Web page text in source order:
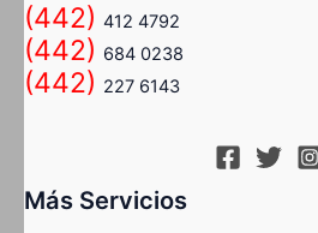
(442) 412 4792
(442) 684 0238
(442) 227 6143
Más Servicios